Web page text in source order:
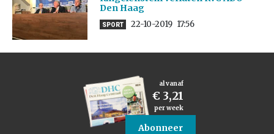
Den Haag
SPORT 22-10-2019 17:56
al vanaf
€ 3,21
per week
Abonneer